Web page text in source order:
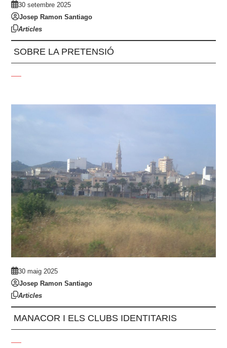
30 setembre 2025
Josep Ramon Santiago
Articles
SOBRE LA PRETENSIÓ
30 maig 2025
Josep Ramon Santiago
Articles
MANACOR I ELS CLUBS IDENTITARIS